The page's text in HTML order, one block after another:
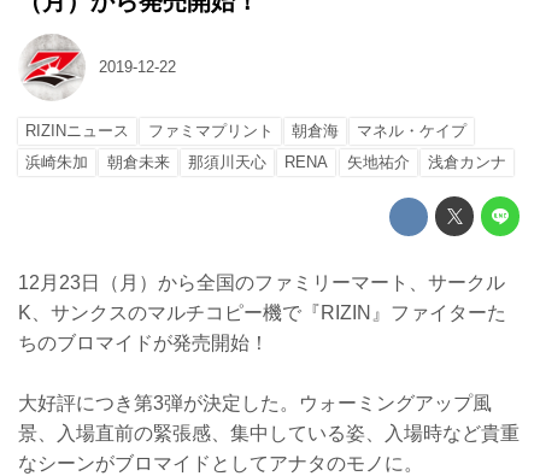
2019-12-22
RIZINニュース ファミマプリント 朝倉海
マネル・ケイプ
浜崎朱加
朝倉未来 那須川天心 RENA 矢地祐介 浅倉カンナ
12月23日（月）から全国のファミリーマート、サークル
K、サンクスのマルチコピー機で『RIZIN』ファイターた
ちのブロマイドが発売開始！
大好評につき第3弾が決定した。ウォーミングアップ風
景、入場直前の緊張感、集中している姿、入場時など貴重
なシーンがブロマイドとしてアナタのモノに。